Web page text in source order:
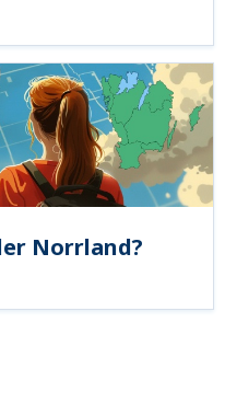
Norrland?